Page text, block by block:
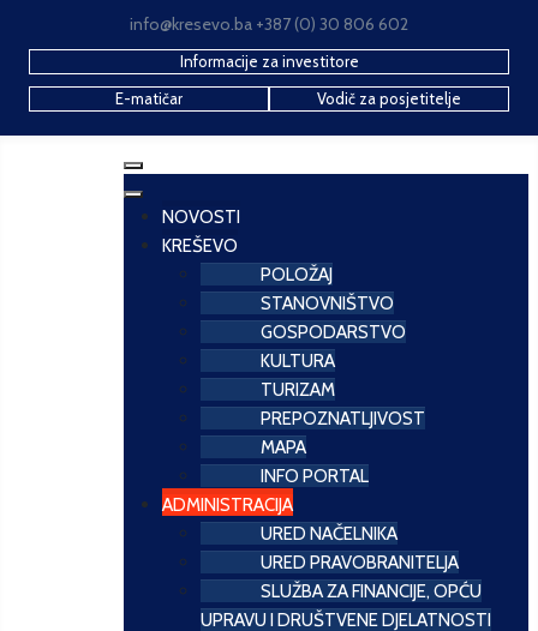
info@kresevo.ba +387 (0) 30 806 602
Informacije za investitore
E-matičar
Vodič za posjetitelje
NOVOSTI
KREŠEVO
POLOŽAJ
STANOVNIŠTVO
GOSPODARSTVO
KULTURA
TURIZAM
PREPOZNATLJIVOST
MAPA
INFO PORTAL
ADMINISTRACIJA
URED NAČELNIKA
URED PRAVOBRANITELJA
SLUŽBA ZA FINANCIJE, OPĆU
UPRAVU I DRUŠTVENE DJELATNOSTI